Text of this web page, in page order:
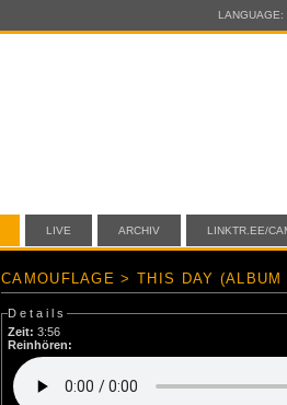
LANGUAGE:
LIVE ARCHIV LINKTR.EE/
CAMOUFLAGE > THIS DAY (ALBUM
Details
Zeit: 3:56
Reinhören: